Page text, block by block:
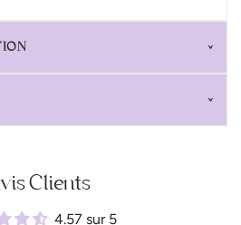
Clients
4.57 sur 5